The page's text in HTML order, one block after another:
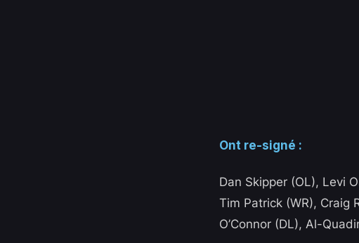
Ont re-signé :
Dan Skipper (OL), Levi
Tim Patrick (WR), Craig
O’Connor (DL), Al-